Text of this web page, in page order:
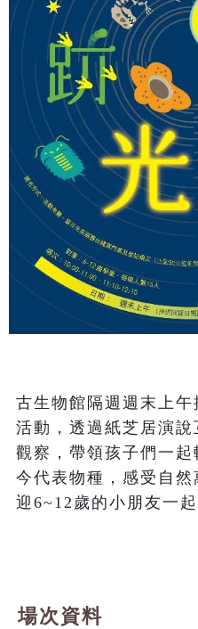
古生物館隔週週末上
活動，透過紙芝居演
觀察，帶領孩子們一
今代表物種，感受自
迎6~12歲的小朋友一
場次資料